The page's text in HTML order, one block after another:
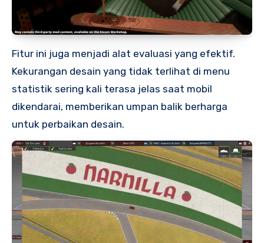
Fitur ini juga menjadi alat evaluasi yang efektif.
Kekurangan desain yang tidak terlihat di menu
statistik sering kali terasa jelas saat mobil
dikendarai, memberikan umpan balik berharga
untuk perbaikan desain.